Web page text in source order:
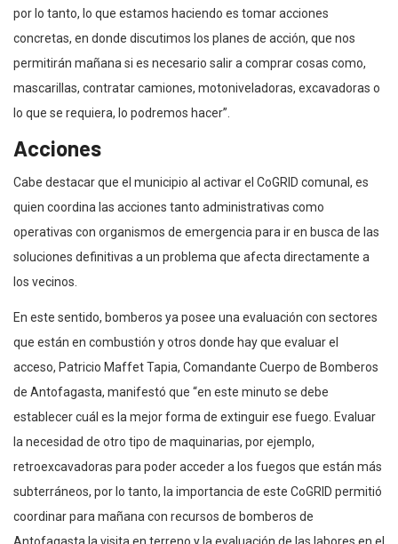
por lo tanto, lo que estamos haciendo es tomar acciones
concretas, en donde discutimos los planes de acción, que nos
permitirán mañana si es necesario salir a comprar cosas como,
mascarillas, contratar camiones, motoniveladoras, excavadoras o
lo que se requiera, lo podremos hacer”.
Acciones
Cabe destacar que el municipio al activar el CoGRID comunal, es
quien coordina las acciones tanto administrativas como
operativas con organismos de emergencia para ir en busca de las
soluciones definitivas a un problema que afecta directamente a
los vecinos.
En este sentido, bomberos ya posee una evaluación con sectores
que están en combustión y otros donde hay que evaluar el
acceso, Patricio Maffet Tapia, Comandante Cuerpo de Bomberos
de Antofagasta, manifestó que “en este minuto se debe
establecer cuál es la mejor forma de extinguir ese fuego. Evaluar
la necesidad de otro tipo de maquinarias, por ejemplo,
retroexcavadoras para poder acceder a los fuegos que están más
subterráneos, por lo tanto, la importancia de este CoGRID permitió
coordinar para mañana con recursos de bomberos de